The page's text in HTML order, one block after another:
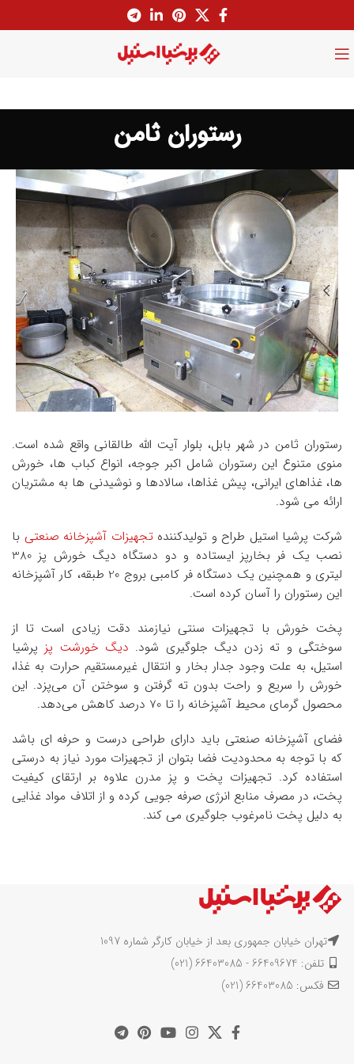
رستوران ثامن
رستوران ثامن در شهر بابل، بلوار آیت الله طالقانی واقع شده است.
منوی متنوع این رستوران شامل اکبر جوجه، انواع کباب ها، خورش
ها، غذاهای ایرانی، پیش غذاها، سالادها و نوشیدنی ها به مشتریان
ارائه می شود.
شرکت پرشیا استیل طراح و تولیدکننده تجهیزات آشپزخانه صنعتی با
نصب یک فر بخارپز ایستاده و دو دستگاه دیگ خورش پز 380
لیتری و همچنین یک دستگاه فر کامبی بروج 20 طبقه، کار آشپزخانه
این رستوران را آسان کرده است.
پخت خورش با تجهیزات سنتی نیازمند دقت زیادی است تا از
سوختگی و ته زدن دیگ جلوگیری شود. دیگ خورشت پز پرشیا
استیل، به علت وجود جدار بخار و انتقال غیرمستقیم حرارت به غذا،
خورش را سریع و راحت بدون ته گرفتن و سوختن آن می‌پزد. این
محصول گرمای محیط آشپزخانه را تا 70 درصد کاهش می‌دهد.
فضای آشپزخانه صنعتی باید دارای طراحی درست و حرفه ای باشد
که با توجه به محدودیت فضا بتوان از تجهیزات مورد نیاز به درستی
استفاده کرد. تجهیزات پخت و پز مدرن علاوه بر ارتقای کیفیت
پخت، در مصرف منابع انرژی صرفه جویی کرده و از اتلاف مواد غذایی
به دلیل پخت نامرغوب جلوگیری می کند.
تهران خیابان جمهوری بعد از خیابان کارگر شماره 1097
تلفن: 66409674 - 66403085 (021)
فکس: 66403085 (021)